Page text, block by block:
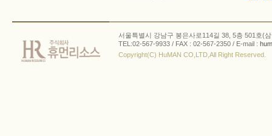
서울특별시 강남구 봉은사로114길 38, 5층 501호(
TEL:02-567-9933 / FAX : 02-567-2350 / E-mail :
Copyright(C) HuMAN CO,LTD,All Right Reserved.